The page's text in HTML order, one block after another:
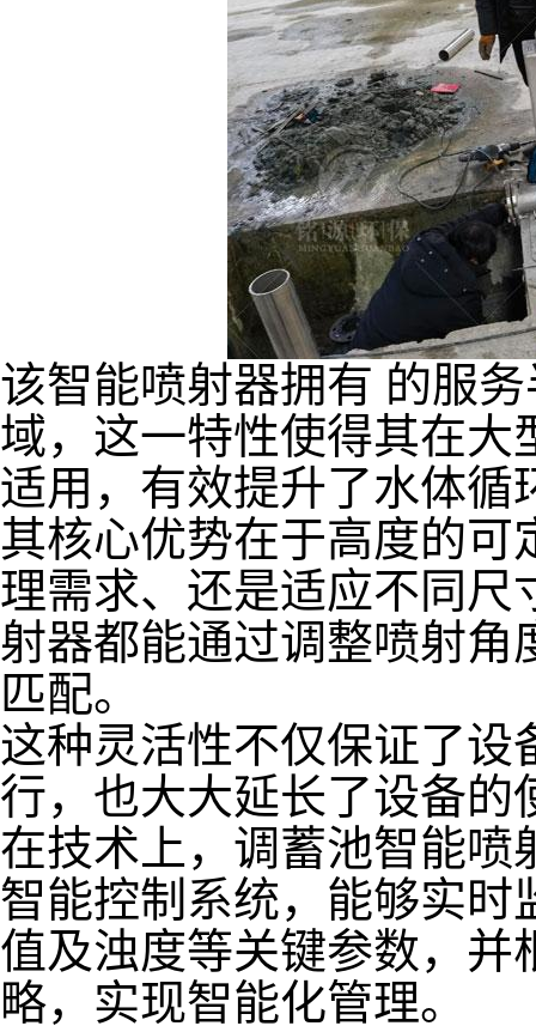
该智能喷射器拥有 的服
域，这一特性使得其在大
适用，有效提升了水体循
其核心优势在于高度的
理需求、还是适应不同尺
射器都能通过调整喷射
匹配。
这种灵活性不仅保证了
行，也大大延长了设备的
在技术上，调蓄池智能喷
智能控制系统，能够实时
值及浊度等关键参数，并
略，实现智能化管理。